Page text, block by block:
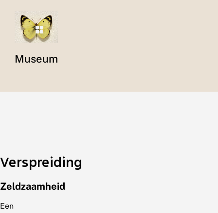
Museum
Verspreiding
Zeldzaamheid
Een